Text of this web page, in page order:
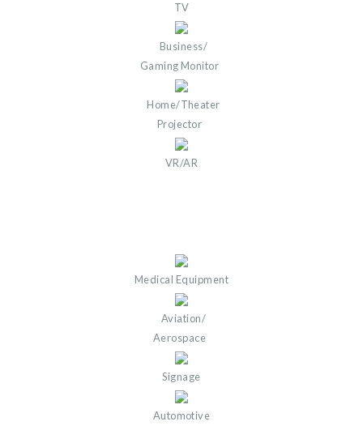
TV
Business/
Gaming Monitor
Home/Theater
Projector​
VR/AR​​
Medical Equipment
Aviation/
Aerospace
Signage
Automotive